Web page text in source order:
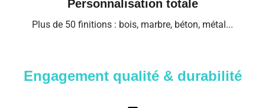
Personnalisation totale
Plus de 50 finitions : bois, marbre, béton, métal...
Engagement qualité & durabilité